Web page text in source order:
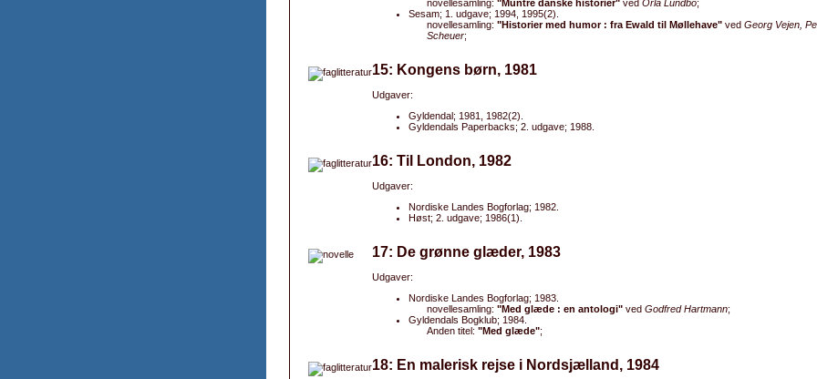
novellesamling: "Muntre danske historier" ved Orla Lundbo;
Sesam; 1. udgave; 1994, 1995(2).
novellesamling: "Historier med humor : fra Ewald til Møllehave" ved Georg Vejen,
Scheuer;
15: Kongens børn, 1981
Udgaver:
Gyldendal; 1981, 1982(2).
Gyldendals Paperbacks; 2. udgave; 1988.
16: Til London, 1982
Udgaver:
Nordiske Landes Bogforlag; 1982.
Høst; 2. udgave; 1986(1).
17: De grønne glæder, 1983
Udgaver:
Nordiske Landes Bogforlag; 1983.
novellesamling: "Med glæde : en antologi" ved Godfred Hartmann;
Gyldendals Bogklub; 1984.
Anden titel: "Med glæde";
18: En malerisk rejse i Nordsjælland, 1984